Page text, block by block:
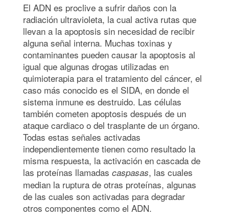
El ADN es proclive a sufrir daños con la
radiación ultravioleta, la cual activa rutas que
llevan a la apoptosis sin necesidad de recibir
alguna señal interna. Muchas toxinas y
contaminantes pueden causar la apoptosis al
igual que algunas drogas utilizadas en
quimioterapia para el tratamiento del cáncer, el
caso más conocido es el SIDA, en donde el
sistema inmune es destruido. Las células
también cometen apoptosis después de un
ataque cardiaco o del trasplante de un órgano.
Todas estas señales activadas
independientemente tienen como resultado la
misma respuesta, la activación en cascada de
las proteínas llamadas caspasas, las cuales
median la ruptura de otras proteínas, algunas
de las cuales son activadas para degradar
otros componentes como el ADN.